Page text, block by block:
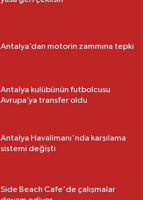
Antalya’dan motorin zammına tepki
Antalya kulübünün futbolcusu
Avrupa’ya transfer oldu
Antalya Havalimanı'nda karşılama
sistemi değişti
Side Beach Cafe'de çalışmalar